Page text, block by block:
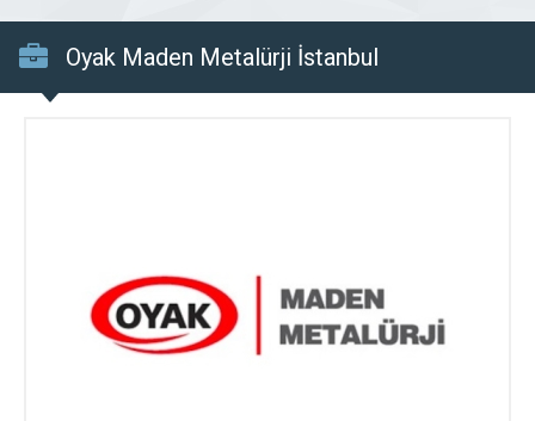
Oyak Maden Metalürji İstanbul